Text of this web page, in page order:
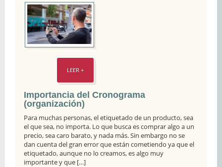
LEER +
Importancia del Cronograma
(organización)
Para muchas personas, el etiquetado de un producto, sea
el que sea, no importa. Lo que busca es comprar algo a un
precio, sea caro barato, y nada más. Sin embargo no se
dan cuenta del gran error que están cometiendo ya que el
etiquetado, aunque no lo creamos, es algo muy
importante y que […]